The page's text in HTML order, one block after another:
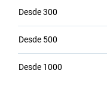
Desde300
Desde 500
Desde 1000